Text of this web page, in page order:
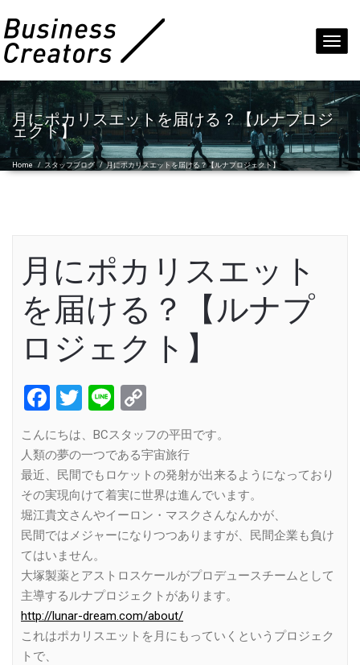
月にポカリスエットを届ける？【ルナプロジ
ェクト】
Home / スタッフブログ /月にポカリスエットを届ける？【ルナプロジェクト】
月にポカリスエット
を届ける？【ルナプ
ロジェクト】
Facebook
Twitter
Line
Link
こんにちは、BCスタッフの平田です。
人類の夢の一つである宇宙旅行
最近、民間でもロケットの発射が出来るようになっており
その実現向けて着実に世界は進んでいます。
堀江貴文さんやイーロン・マスクさんなんかが、
民間ではメジャーになりつつありますが、民間企業も負け
てはいません。
大塚製薬とアストロスケールがプロデュースチームとして
主導するルナプロジェクトがあります。
http://lunar-dream.com/about/
これはポカリスエットを月にもっていくというプロジェク
トで、